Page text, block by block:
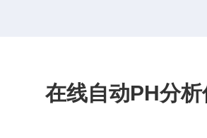
在线自动PH分